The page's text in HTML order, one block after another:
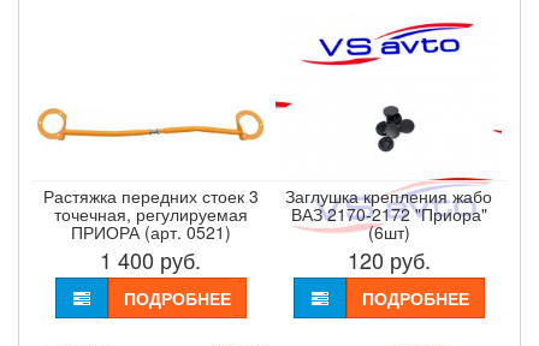
Растяжка передних стоек 3
точечная, регулируемая
ПРИОРА (арт. 0521)
1 400 руб.
ПОДРОБНЕЕ
Заглушка крепления жабо
ВАЗ 2170-2172 "Приора"
(6шт)
120 руб.
ПОДРОБНЕЕ